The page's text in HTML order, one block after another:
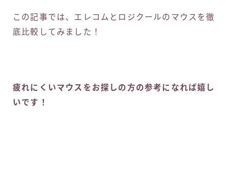
この記事では、エレコムとロジクールのマウスを徹
底比較してみました！
疲れにくいマウスをお探しの方の参考になれば嬉し
いです！